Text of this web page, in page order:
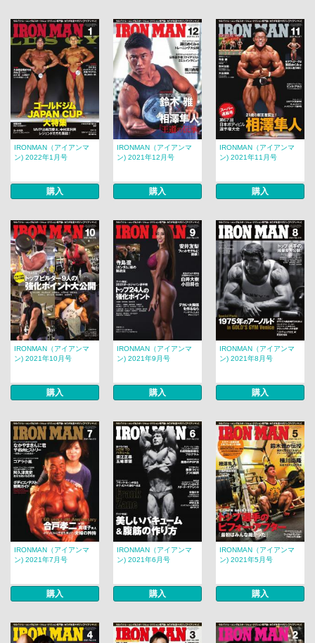
IRONMAN（アイアンマ
ン) 2022年1月号
購入
IRONMAN（アイアンマ
ン) 2021年12月号
購入
IRONMAN（アイアンマ
ン) 2021年11月号
購入
IRONMAN（アイアンマ
ン) 2021年10月号
購入
IRONMAN（アイアンマ
ン) 2021年9月号
購入
IRONMAN（アイアンマ
ン) 2021年8月号
購入
IRONMAN（アイアンマ
ン) 2021年7月号
購入
IRONMAN（アイアンマ
ン) 2021年6月号
購入
IRONMAN（アイアンマ
ン) 2021年5月号
購入